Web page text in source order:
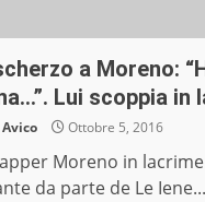
a Moreno:
Lui scoppia in
Ottobre 5, 2016
Moreno in
da parte de Le Iene...